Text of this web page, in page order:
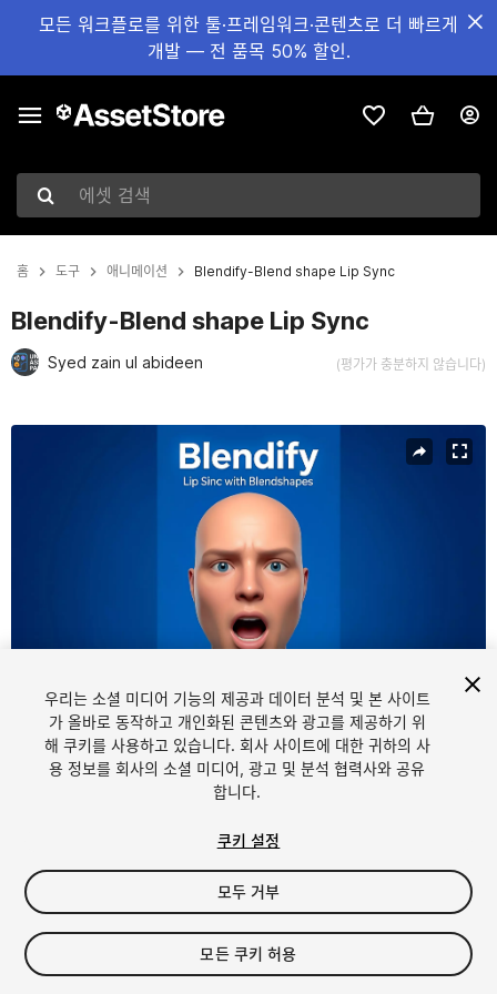
모든 워크플로를 위한 툴·프레임워크·콘텐츠로 더 빠르게
개발 — 전 품목 50% 할인.
에셋 검색
홈 도구 애니메이션 Blendify-Blend shape Lip Sync
Blendify-Blend shape Lip Sync
Syed zain ul abideen (평가가 충분하지 않습니다)
1/5
$30.99
Seat
우리는 소셜 미디어 기능의 제공과 데이터 분석 및 본 사이트
가 올바로 동작하고 개인화된 콘텐츠와 광고를 제공하기 위
해 쿠키를 사용하고 있습니다. 회사 사이트에 대한 귀하의 사
용 정보를 회사의 소셜 미디어, 광고 및 분석 협력사와 공유
합니다.
쿠키 설정
모두 거부
모든 쿠키 허용